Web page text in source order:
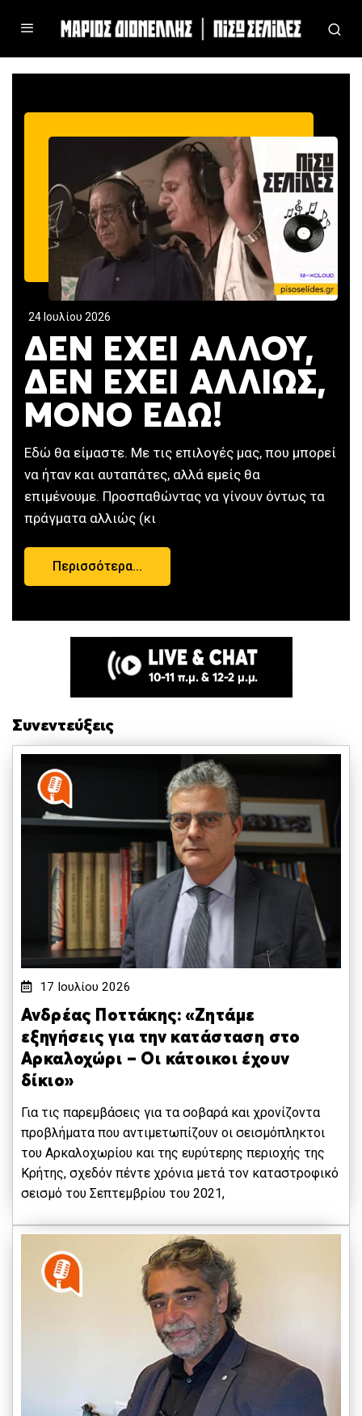
24 Ιουλίου 2026
ΔΕΝ ΕΧΕΙ ΑΛΛΟΥ,
ΔΕΝ ΕΧΕΙ ΑΛΛΙΩΣ,
ΜΟΝΟ ΕΔΩ!
Εδώ θα είμαστε. Με τις επιλογές μας, που μπορεί
να ήταν και αυταπάτες, αλλά εμείς θα
επιμένουμε. Προσπαθώντας να γίνουν όντως τα
πράγματα αλλιώς (κι
Περισσότερα...
Συνεντεύξεις
17 Ιουλίου 2026
Ανδρέας Ποττάκης: «Ζητάμε
εξηγήσεις για την κατάσταση στο
Αρκαλοχώρι – Οι κάτοικοι έχουν
δίκιο»
Για τις παρεμβάσεις για τα σοβαρά και χρονίζοντα
προβλήματα που αντιμετωπίζουν οι σεισμόπληκτοι
του Αρκαλοχωρίου και της ευρύτερης περιοχής της
Κρήτης, σχεδόν πέντε χρόνια μετά τον καταστροφικό
σεισμό του Σεπτεμβρίου του 2021,